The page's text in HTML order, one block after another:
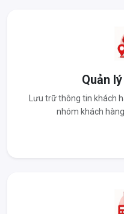
Quản
Lưu trữ thông tin khách
nhóm khách